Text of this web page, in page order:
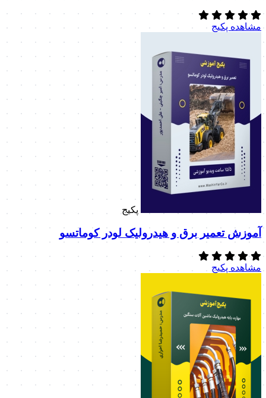
مشاهده پکیج
پکیج
آموزش تعمیر برق و هیدرولیک لودر کوماتسو
مشاهده پکیج